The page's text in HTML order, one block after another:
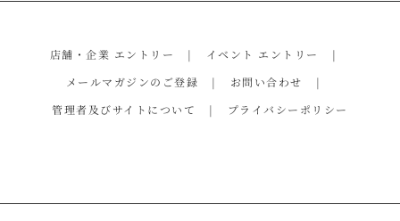
す
店舗・企業 エントリー
イベント エントリー
メールマガジンのご登録
お問い合わせ
管理者及びサイトについて
プライバシーポリシー